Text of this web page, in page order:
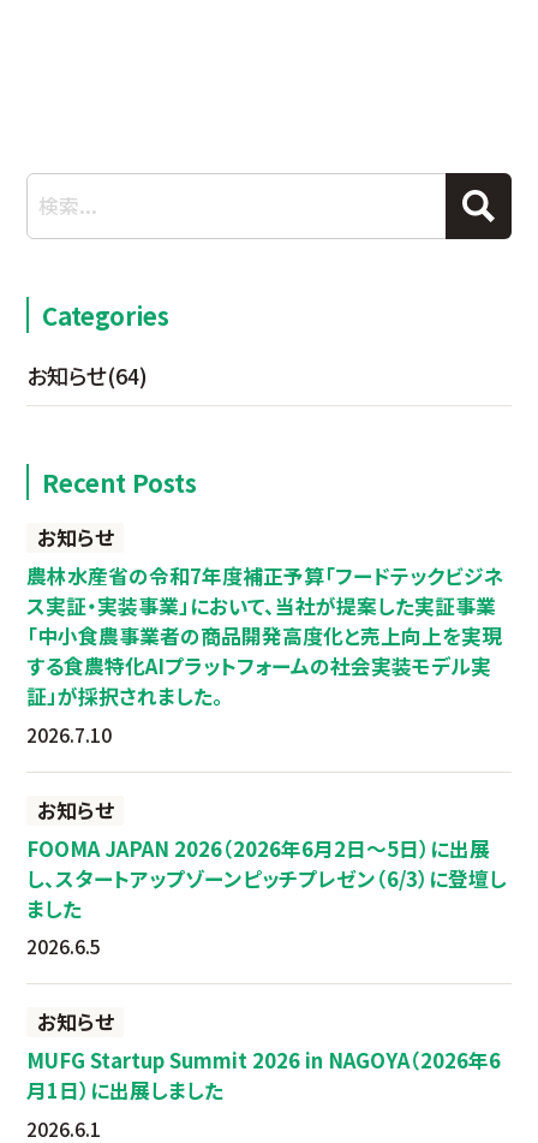
Categories
お知らせ(64)
Recent Posts
お知らせ
農林水産省の令和7年度補正予算「フードテックビジネ
ス実証・実装事業」において、当社が提案した実証事業
「中小食農事業者の商品開発高度化と売上向上を実現
する食農特化AIプラットフォームの社会実装モデル実
証」が採択されました。
2026.7.10
お知らせ
FOOMA JAPAN 2026（2026年6月2日～5日）に出展
し、スタートアップゾーンピッチプレゼン（6/3）に登壇し
ました
2026.6.5
お知らせ
MUFG Startup Summit 2026 in NAGOYA（2026年6
月1日）に出展しました
2026.6.1